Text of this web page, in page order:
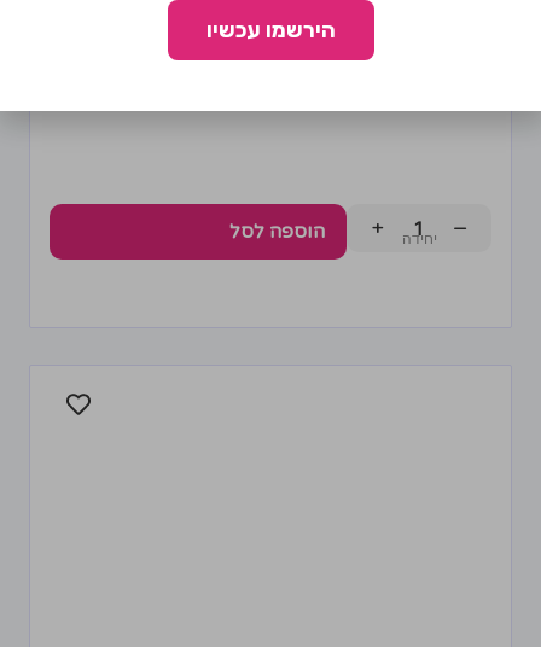
סרט גיפור זהב פיליגרן 1.5 ס"מ
−
+ הוספה לסל
הירשמו עכשיו